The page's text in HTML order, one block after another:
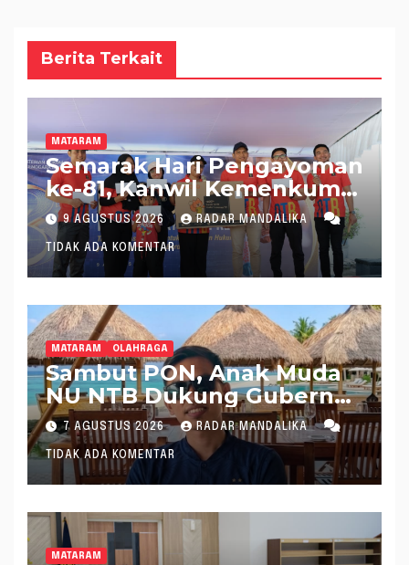
Berita Terkait
MATARAM
Semarak Hari Pengayoman
ke-81, Kanwil Kemenkum
NTB Gelar Fun Walk
Bersama
9 AGUSTUS 2026 RADAR MANDALIKA
TIDAK ADA KOMENTAR
MATARAM OLAHRAGA
Sambut PON, Anak Muda
NU NTB Dukung Gubernur
Pimpin KONI NTB
7 AGUSTUS 2026 RADAR MANDALIKA
TIDAK ADA KOMENTAR
MATARAM